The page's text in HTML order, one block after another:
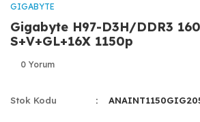
GIGABYTE
Gigabyte H97-D3H/DDR3
S+V+GL+16X 1150p
0 Yorum
Stok Kodu